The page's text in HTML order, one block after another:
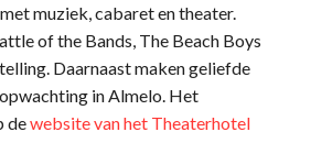
muziek, cabaret en theater.
of the Bands, The Beach Boys
Daarnaast maken geliefde
in Almelo. Het
dewebsite van het Theaterhotel